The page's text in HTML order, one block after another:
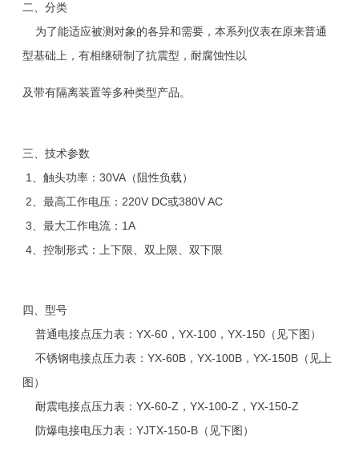
二、分类
为了能适应被测对象的各异和需要，本系列仪表在原来普通
型基础上，有相继研制了抗震型，耐腐蚀性以
及带有隔离装置等多种类型产品。
三、技术参数
1、触头功率：30VA（阻性负载）
2、最高工作电压：220V DC或380V AC
3、最大工作电流：1A
4、控制形式：上下限、双上限、双下限
四、型号
普通电接点压力表：YX-60，YX-100，YX-150（见下图）
不锈钢电接点压力表：YX-60B，YX-100B，YX-150B（见上
图）
耐震电接点压力表：YX-60-Z，YX-100-Z，YX-150-Z
防爆电接电压力表：YJTX-150-B（见下图）